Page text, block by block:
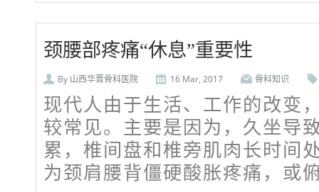
颈腰部疼痛“休息”重要性
By 山西华晋骨科医院 16 Mar, 2017 骨科知识
现代人由于生活、工作的改变
较常见。主要是因为，久坐导
累，椎间盘和椎旁肌肉长时间
为颈肩腰背僵硬酸胀疼痛，或